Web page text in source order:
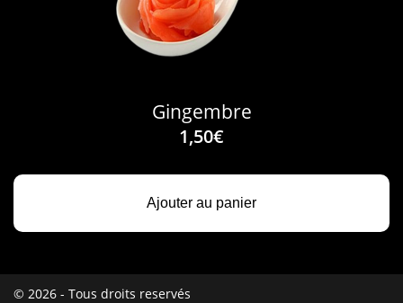
Gingembre
1,50€
Ajouter au panier
© 2026 - Tous droits reservés